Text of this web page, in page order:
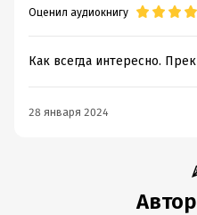
Оценил аудиокнигу
Как всегда интересно.
28 января 2024